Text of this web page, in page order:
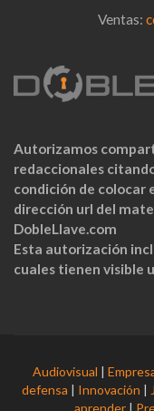
Ventas:
Autorizamos
redaccionales
condición de colocar
dirección url del
DobleLlave.com
Esta autorización
cuales tienen visible
Audiovisual |
defensa | Innovación |
aprender |